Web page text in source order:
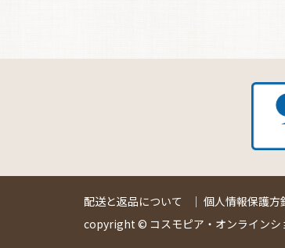
配送と返品について ｜ 個人情報保護方
copyright © コスモピア・オンライン